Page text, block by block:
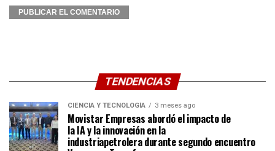
TENDENCIAS
CIENCIA Y TECNOLOGÍA 3 meses ago
Movistar Empresas abordó el impacto de
la IA y la innovación en la
industriapetrolera durante segundo encuentro